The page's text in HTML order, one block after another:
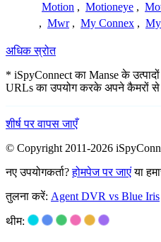
Motion , Motioneye ,
, Mwr , My Connex ,
अधिक स्रोत
* iSpyConnect का Manse के
URLs का उपयोग करके अपने कैमरों से
शीर्ष पर वापस जाएँ
© Copyright 2011-2026
नए उपयोगकर्ता?होमपेज पर जाएंया
तुलना करें: Agent DVR vs Blue Iris
थीम: